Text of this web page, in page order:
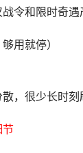
令和限时奇
用就停）
，很少长时刻
节